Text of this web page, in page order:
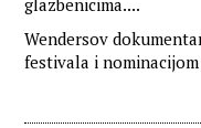
glazbenicima....
Wendersov
festivala i nominacijom